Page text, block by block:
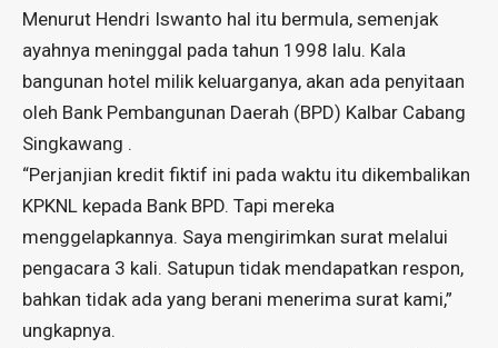
Menurut Hendri Iswanto hal itu bermula, semenjak
ayahnya meninggal pada tahun 1998 lalu. Kala
bangunan hotel milik keluarganya, akan ada penyitaan
oleh Bank Pembangunan Daerah (BPD) Kalbar Cabang
Singkawang .
“Perjanjian kredit fiktif ini pada waktu itu dikembalikan
KPKNL kepada Bank BPD. Tapi mereka
menggelapkannya. Saya mengirimkan surat melalui
pengacara 3 kali. Satupun tidak mendapatkan respon,
bahkan tidak ada yang berani menerima surat kami,”
ungkapnya.